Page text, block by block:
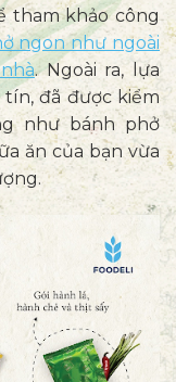
tham khảo công
ngon như ngoài
.Ngoài ra, lựa
đã được kiểm
như bánh phở
ăn của bạn vừa